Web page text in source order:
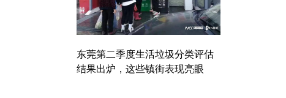
东莞第二季度生活垃圾分类评估
结果出炉，这些镇街表现亮眼